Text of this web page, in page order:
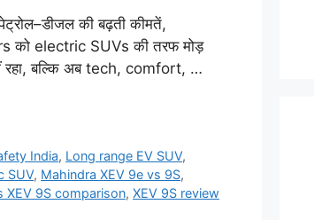
की बढ़ती कीमतें,
को electric SUVs की तरफ मोड़
रहा, बल्कि अब tech, comfort, …
India, Long range EV SUV,
SUV, Mahindra XEV 9e vs 9S,
XEV 9S comparison, XEV 9S review